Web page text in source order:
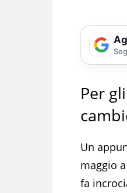
Per
Un
maggio
fa